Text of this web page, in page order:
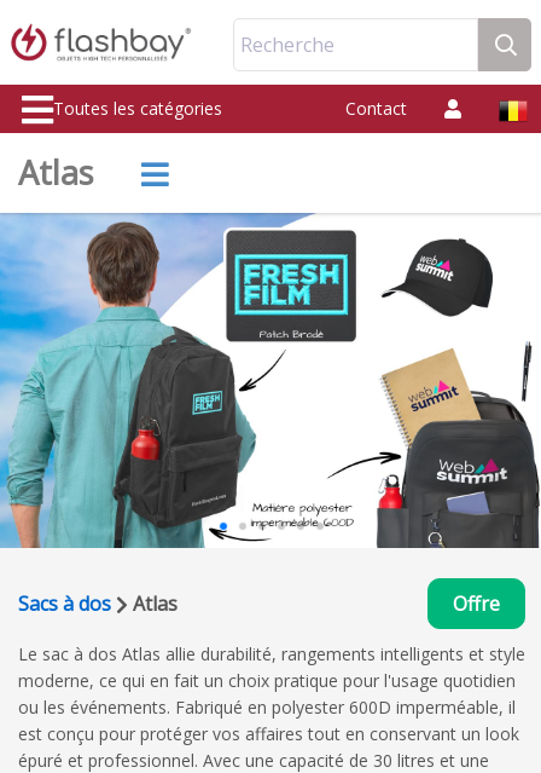
Recherche
Toutes les catégories Contact
Atlas
Sacs à dos Atlas Offre
Le sac à dos Atlas allie durabilité, rangements intelligents et style
moderne, ce qui en fait un choix pratique pour l'usage quotidien
ou les événements. Fabriqué en polyester 600D imperméable, il
est conçu pour protéger vos affaires tout en conservant un look
épuré et professionnel. Avec une capacité de 30 litres et une